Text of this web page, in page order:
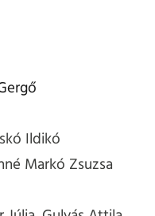
Ildikó
Markó Zsuzsa